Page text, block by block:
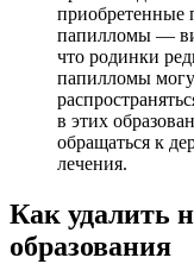
приобретенные
папилломы —
что родинки
папилломы
в этих
обращаться к
лечения.
Как удалить
образования